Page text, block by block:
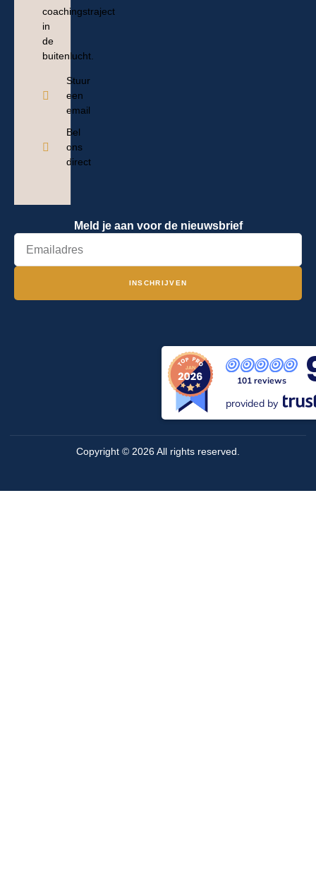
coachingstraject
in
de
buitenlucht.
Stuur
een
email
Bel
ons
direct
Meld je aan voor de nieuwsbrief
INSCHRIJVEN
101 reviews
provided by
Copyright © 2026 All rights reserved.